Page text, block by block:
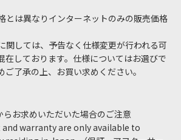
とは異なりインターネットのみの販売価格
関しては、予告なく仕様変更が行われる可
在しております。仕様についてはお選びで
ご了承の上、お買い求めください。
求めいただいた場合のご注意
warranty are only available to